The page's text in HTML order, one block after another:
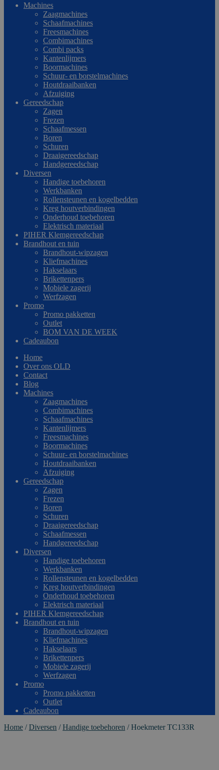
Machines
Zaagmachines
Schaafmachines
Freesmachines
Combimachines
Combi packs
Kantenlijmers
Boormachines
Schuur- en borstelmachines
Houtdraaibanken
Afzuiging
Gereedschap
Zagen
Frezen
Schaafmessen
Boren
Schuren
Draaigereedschap
Handgereedschap
Diversen
Handige toebehoren
Werkbanken
Rollensteunen en kogelbedden
Kreg houtverbindingen
Onderhoud toebehoren
Elektrisch materiaal
PIHER Klemgereedschap
Brandhout en tuin
Brandhout-wipzagen
Kliefmachines
Hakselaars
Brikettenpers
Mobiele zagerij
Werfzagen
Promo
Promo pakketten
Outlet
BOM VAN DE WEEK
Cadeaubon
Home
Over ons OLD
Contact
Blog
Machines
Zaagmachines
Combimachines
Schaafmachines
Kantenlijmers
Freesmachines
Boormachines
Schuur- en borstelmachines
Houtdraaibanken
Afzuiging
Gereedschap
Zagen
Frezen
Boren
Schuren
Draaigereedschap
Schaafmessen
Handgereedschap
Diversen
Handige toebehoren
Werkbanken
Rollensteunen en kogelbedden
Kreg houtverbindingen
Onderhoud toebehoren
Elektrisch materiaal
PIHER Klemgereedschap
Brandhout en tuin
Brandhout-wipzagen
Kliefmachines
Hakselaars
Brikettenpers
Mobiele zagerij
Werfzagen
Promo
Promo pakketten
Outlet
Cadeaubon
Home /Diversen /Handige toebehoren /Hoekmeter TC133R